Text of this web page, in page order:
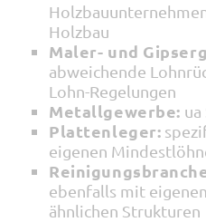
Holzbau
Maler- und
abweichende
Lohn-Regelungen
Metallgewerbe:
Plattenleger:
eigenen
ebenfalls mit
ähnlichen Strukturen